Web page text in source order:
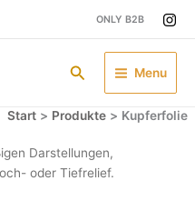
ONLY B2B
Suchen Menu
Start Produkte Kupferfolie
Darstellungen,
oder Tiefrelief.